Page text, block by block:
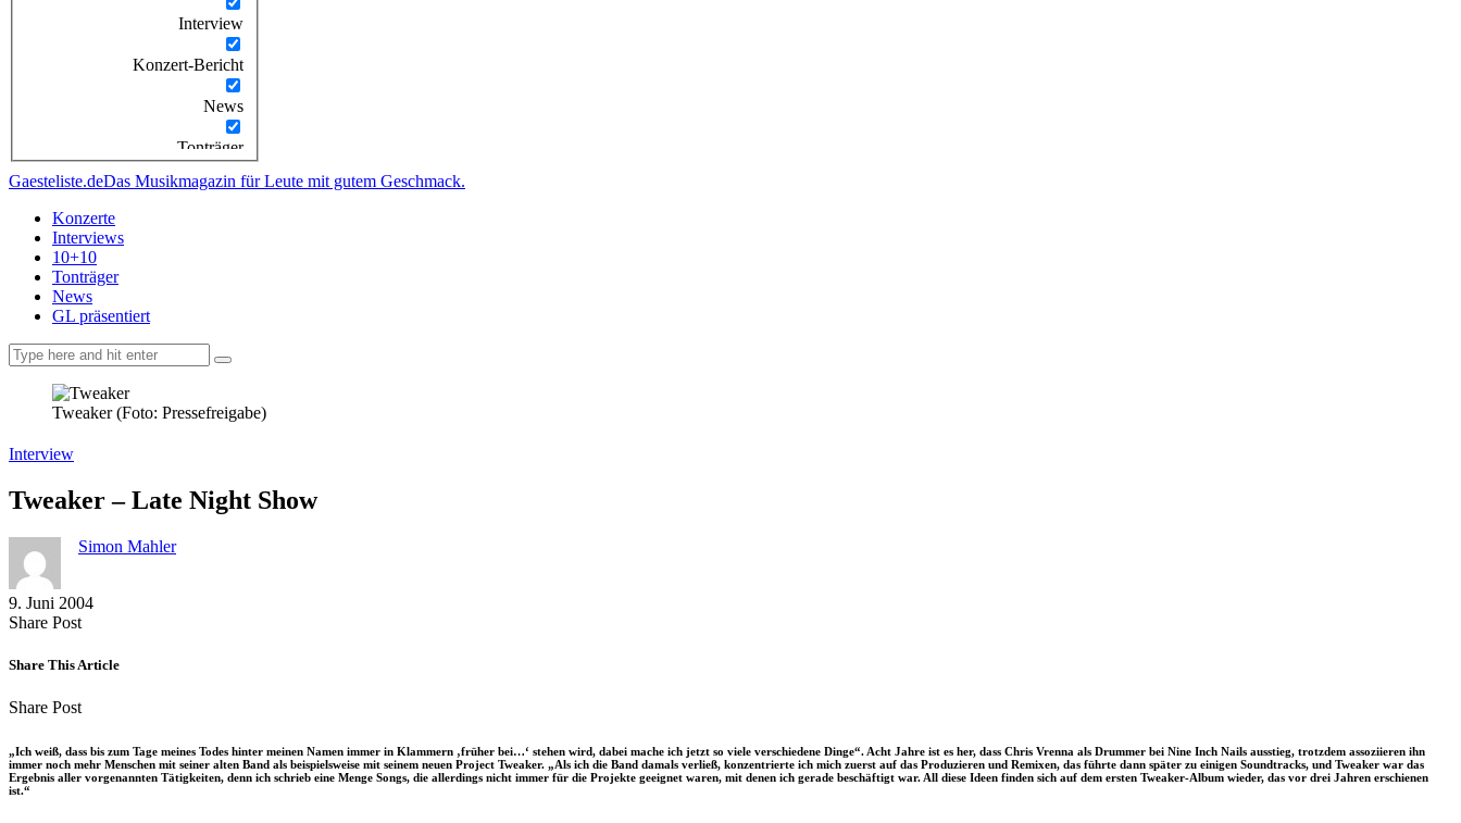
Interview
Konzert-Bericht
News
Tonträger
Gaesteliste.deDas Musikmagazin für Leute mit gutem Geschmack.
Konzerte
Interviews
10+10
Tonträger
News
GL präsentiert
Tweaker (Foto: Pressefreigabe)
Interview
Tweaker – Late Night Show
Simon Mahler
9. Juni 2004
Share PostShare
Facebook
Copy
to
Send
via
Share This Article
Share PostShare
Facebook
Copy
to
clipboard
Send
via
eMail
„Ich weiß, dass bis zum Tage meines Todes hinter meinen Namen immer in Klammern ‚früher bei…‘ stehen wird, dabei mache ich jetzt so viele verschiedene Dinge“. Acht Jahre ist es her, dass Chris Vrenna als Drummer bei Nine Inch Nails ausstieg, trotzdem assoziieren ihn
immer noch mehr Menschen mit seiner alten Band als beispielsweise mit seinem neuen Project Tweaker. „Als ich die Band damals verließ, konzentrierte ich mich zuerst auf das Produzieren und Remixen, das führte dann später zu einigen Soundtracks, und Tweaker war das
Ergebnis aller vorgenannten Tätigkeiten, denn ich schrieb eine Menge Songs, die allerdings nicht immer für die Projekte geeignet waren, mit denen ich gerade beschäftigt war. All diese Ideen finden sich auf dem ersten Tweaker-Album wieder, das vor drei Jahren erschienen
ist.“